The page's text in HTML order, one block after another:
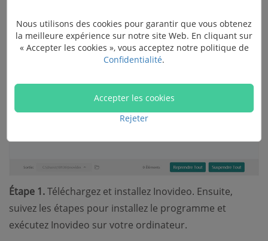
Étape 1.Téléchargez et installez Inovideo. Ensuite,
suivez les étapes pour installez le programme et
exécutez Inovideo sur votre ordinateur.
Nous utilisons des cookies pour garantir que vous obtenez
la meilleure expérience sur notre site Web. En cliquant sur
« Accepter les cookies », vous acceptez notre politique de
Confidentialité.
Accepter les cookies
Rejeter